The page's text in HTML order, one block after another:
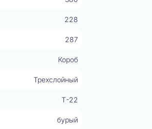
228
287
Короб
Трехслойный
Т-22
бурый